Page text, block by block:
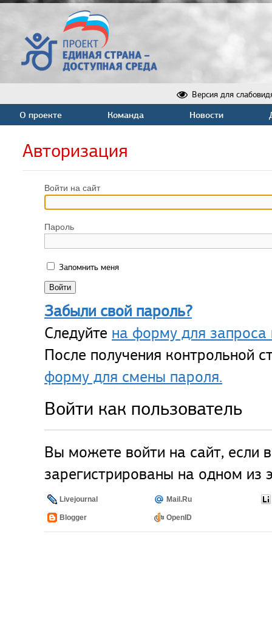
Версия для
О проекте Команда Новости
Авторизация
Войти на сайт
Пароль
Запомнить меня
Забыли свой пароль?
Следуйте на форму для запроса
После получения контрольной
форму для смены пароля.
Войти как пользователь
Вы можете войти на сайт, если
зарегистрированы на одном из
Livejournal Mail.Ru
Blogger OpenID